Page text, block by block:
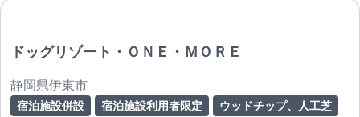
ドッグリゾート・ＯＮＥ・ＭＯＲＥ
静岡県伊東市
宿泊施設併設 宿泊施設利用者限定 ウッドチップ、人工芝